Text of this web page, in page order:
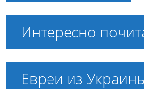
Интересно
Евреи из